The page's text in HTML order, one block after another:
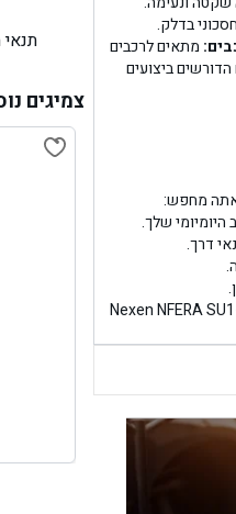
בדלק.
מתאים לרכבים
הדורשים ביצועים
אתה מחפש:
היומיומי שלך.
דרך.
שדרג את רכבך עם צמיג ה-Nexen NFERA SU1
בן
צמיגים